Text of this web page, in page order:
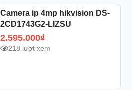
Camera ip 4mp hikvision DS-
2CD1743G2-LIZSU
2.595.000₫
218 lượt xem